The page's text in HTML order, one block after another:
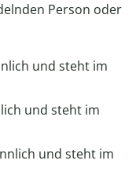
Person oder
und steht im
und steht im
und steht im